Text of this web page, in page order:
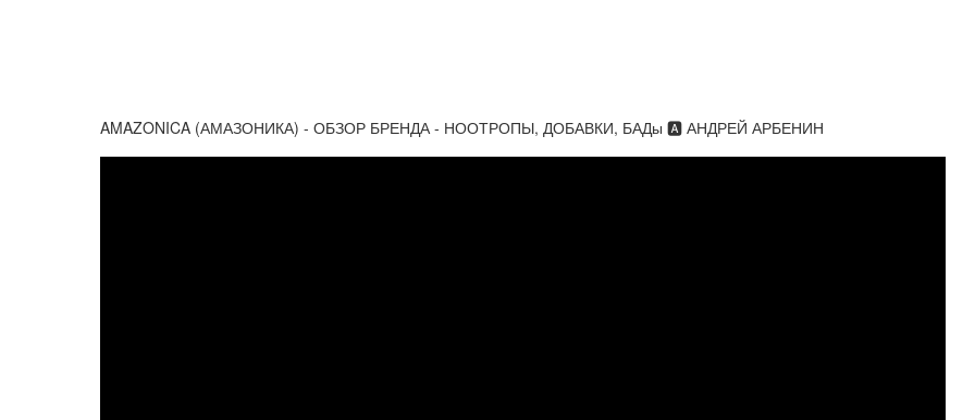
AMAZONICA (АМАЗОНИКА) - ОБЗОР БРЕНДА - НООТРОПЫ, ДОБАВКИ, БАДы 🅰 АНДРЕЙ АРБЕНИН